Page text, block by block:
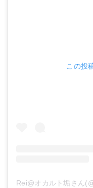
この投
Rei@オカルト垢さん